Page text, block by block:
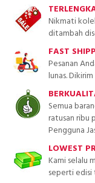
Nikmati
ditambah
FAST
Pesanan
lunas. Dikirim
Semua
ratusan ribu
Pengguna
LOWEST
Kami selalu
seperti